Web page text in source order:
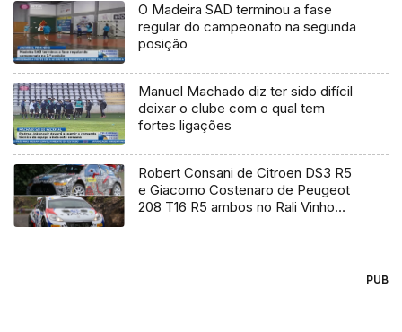
O Madeira SAD terminou a fase
regular do campeonato na segunda
posição
Manuel Machado diz ter sido difícil
deixar o clube com o qual tem
fortes ligações
Robert Consani de Citroen DS3 R5
e Giacomo Costenaro de Peugeot
208 T16 R5 ambos no Rali Vinho
PUB